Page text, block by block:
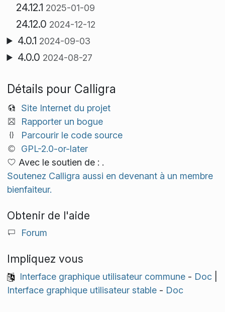
24.12.1 2025-01-09
24.12.0 2024-12-12
4.0.1 2024-09-03
4.0.0 2024-08-27
Détails pour Calligra
Site Internet du projet
Rapporter un bogue
Parcourir le code source
GPL-2.0-or-later
Avec le soutien de : .
Soutenez Calligra aussi en devenant à un membre
bienfaiteur.
Obtenir de l'aide
Forum
Impliquez vous
Interface graphique utilisateur commune- Doc|
Interface graphique utilisateur stable- Doc